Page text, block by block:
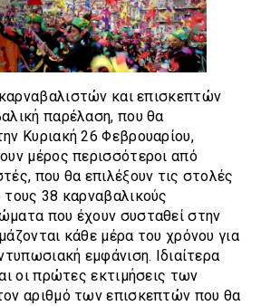
και επισκεπτών
παρέλαση, που θα
Κυριακή 26 Φεβρουαρίου,
μέρος περισσότεροι από
που θα επιλέξουν τις στολές
38 καρναβαλικούς
που έχουν συσταθεί στην
κάθε μέρα του χρόνου για
εμφάνιση. Ιδιαίτερα
οι πρώτες εκτιμήσεις των
αριθμό των επισκεπτών που θα